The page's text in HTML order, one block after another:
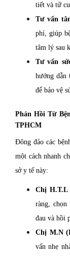
tiết và tử
Tư vấn
phí, giúp
tâm lý sau
Tư vấn
hướng dẫn
để bảo vệ
Phản Hồi Từ
TPHCM
Đông đảo các
một cách nhanh
sở y tế này:
Chị H.T.L
ràng, chọn
đau và hồi
Chị M.N
vấn nhẹ